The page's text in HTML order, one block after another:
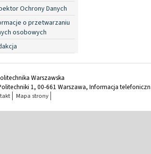
Ochrony Danych
o przetwarzaniu
osobowych
Warszawska
1, 00-661 Warszawa, Informacja
Mapa strony